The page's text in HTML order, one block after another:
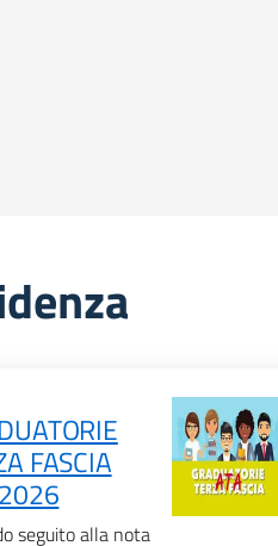
FASCIA
seguito alla nota